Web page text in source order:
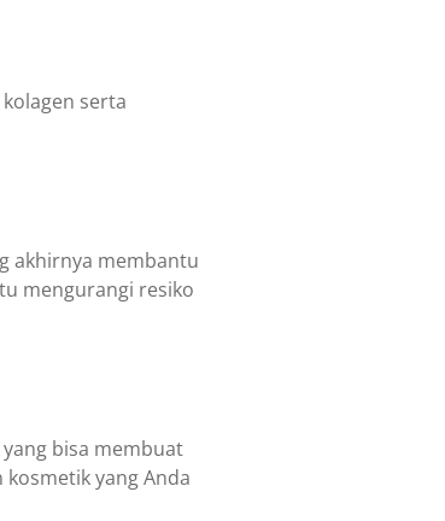
serta
akhirnya membantu
mengurangi resiko
bisa membuat
yang Anda